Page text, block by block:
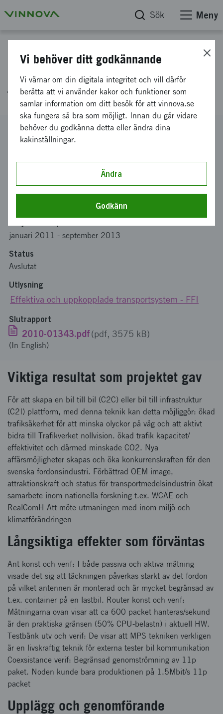
Sök Meny
ETTE - Tekniska möjliggörare
för effektiva transporter
Diarienummer
2010-01343
Koordinator
Volvo Personvagnar Aktiebolag-Avd 94711 PV32
Bidrag från Vinnova
januari 2011 - september 2013
Status
Avslutat
Utlysning
Effektiva och uppkopplade transportsystem - FFI
Slutrapport
2010-01343.pdf(pdf, 3575 kB)
(In English)
Viktiga resultat som projektet gav
För att skapa en bil till bil (C2C) eller bil till infrastruktur
(C2I) plattform, med denna teknik kan detta möjliggör: ökad
trafiksäkerhet för att minska olyckor på väg och att aktivt
bidra till Trafikverket nollvision. ökad trafik kapacitet/
effektivitet och därmed minskade CO2. Nya
affärsmöjligheter skapas och öka konkurrenskraften för den
svenska fordonsindustri. Förbättrad OEM image,
attraktionskraft och status för transportmedelsindustrin ökat
samarbete inom nationella forskning t.ex. WCAE och
RealComH Att möte utmaningen med inom miljö och
klimatförändringen
Långsiktiga effekter som förväntas
Ant konst och verif: I både passiva och aktiva mätning
visade det sig att täckningen påverkas starkt av det fordon
på vilket antennen är monterad och är mycket begränsad av
t.ex. container på en lastbil. Router konst och verif:
Mätningarna ovan visar att ca 600 packet hanteras/sekund
är den praktiska gränsen (50% CPU-belastn) i aktuell HW.
Testbänk utv och verif: De visar att MPS tekniken verkligen
är en livskraftig teknik för externa tester bil kommunikation
Coexsistance verif: Begränsad genomströmning av 11p
paket. Noden kunde bara produktionen på 1.5Mbit/s 11p
packet
Upplägg och genomförande
Vi behöver ditt godkännande
Vi värnar om din digitala integritet och vill därför
berätta att vi använder kakor och funktioner som
samlar information om ditt besök för att vinnova.se
ska fungera så bra som möjligt. Innan du går vidare
behöver du godkänna detta eller ändra dina
kakinställningar.
Ändra
Godkänn